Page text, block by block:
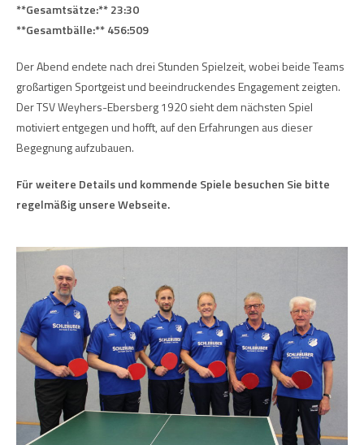
**Gesamtsätze:** 23:30
**Gesamtbälle:** 456:509
Der Abend endete nach drei Stunden Spielzeit, wobei beide Teams
großartigen Sportgeist und beeindruckendes Engagement zeigten.
Der TSV Weyhers-Ebersberg 1920 sieht dem nächsten Spiel
motiviert entgegen und hofft, auf den Erfahrungen aus dieser
Begegnung aufzubauen.
Für weitere Details und kommende Spiele besuchen Sie bitte
regelmäßig unsere Webseite.